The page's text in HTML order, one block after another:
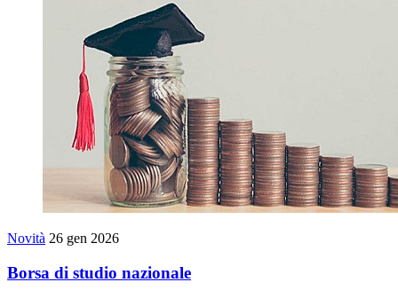
Novità 26 gen 2026
Borsa di studio nazionale